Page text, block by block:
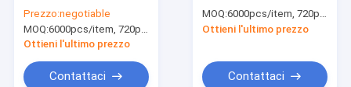
pittura di spruzzo del tessuto
Prezzo:negotiable
MOQ:6000pcs/item, 720pcs/color
Ottieni l'ultimo prezzo
Contattaci
MOQ:6000pcs/item, 720pcs/color
Ottieni l'ultimo prezzo
Contattaci